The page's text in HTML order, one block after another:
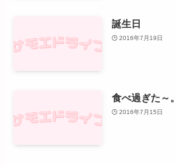
誕生日
2016年7月19日
食べ過ぎた～。
2016年7月15日